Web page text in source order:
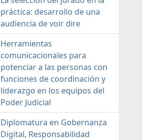
práctica: desarrollo de una
audiencia de voir dire
Herramientas
comunicacionales para
potenciar a las personas con
funciones de coordinación y
liderazgo en los equipos del
Poder Judicial
Diplomatura en Gobernanza
Digital, Responsabilidad